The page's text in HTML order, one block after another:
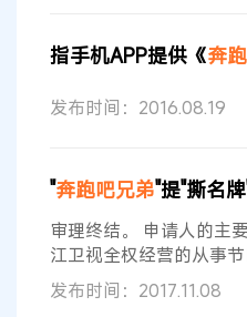
网游戏平台上提供《奔
男小镇》游戏的下载，上
指手机APP提供《奔
发布时间：2016.08.19
"奔跑吧兄弟"提"撕名
审理终结。 申请人的主
江卫视全权经营的从事
发的增值经营机构。 二、
国真人秀《Running man
发布时间：2017.11.08